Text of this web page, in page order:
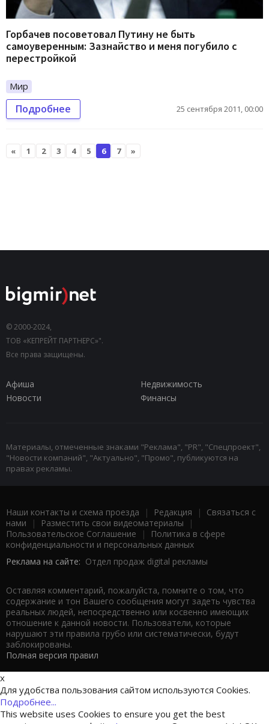
Горбачев посоветовал Путину не быть
самоуверенным: Зазнайство и меня погубило с
перестройкой
Мир
Подробнее 25 сентября 2011, 00:00
« 1 2 3 4 5 6 7 »
© 2000-2024,
ТОВ «КЕПРЕЙТ ПАРТНЕРС»".
Все права защищены.
Афиша
Недвижимость
Новости
Финансы
Материалы, отмеченные знаками "Реклама", "PR", "Спецпроект",
"Новости компаний", "Актуально", "Промо", публикуются на
правах рекламы.
Наши контакты и схема проезда | Редакция | Связаться с
нами | Разместить свои видеоматериалы |
Пользовательское Соглашение |
Политика в сфере
конфиденциальности и персональных данных
Реклама на сайте: Отдел продаж digital рекламы
Оставляя комментарий, пожалуйста, помните о том, что
содержание и тон Вашего сообщения могут задеть чувства
реальных людей, непосредственно или косвенно имеющих
отношение к данной новости. Пользователи, которые
нарушают эти правила грубо или систематически, будут
заблокированы.
Полная версия правил
x
Для удобства пользования сайтом используются Cookies.
Подробнее...
This website uses Cookies to ensure you get the best